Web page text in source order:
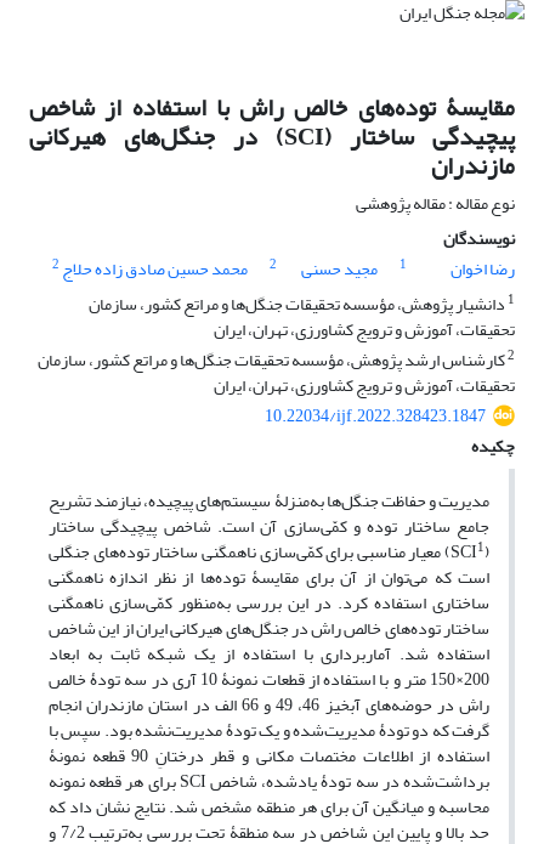
مقایسۀ توده‌های خالص راش با استفاده از شاخص
پیچیدگی ساختار (SCI) در جنگل‌های هیرکانی
مازندران
نوع مقاله : مقاله پژوهشی
نویسندگان
رضا اخوان
1 مجید حسنی 2 محمد حسین صادق زاده حلاج 2
1 دانشیار پژوهش، مؤسسه تحقیقات جنگل‌ها و مراتع کشور، سازمان
تحقیقات، آموزش و ترویج کشاورزی، تهران، ایران
2کارشناس ارشد پژوهش، مؤسسه تحقیقات جنگل‌ها و مراتع کشور، سازمان
تحقیقات، آموزش و ترویج کشاورزی، تهران، ایران
10.22034/ijf.2022.328423.1847
چکیده
مدیریت و حفاظت جنگل‌ها به‌منزلۀ سیستم‌های پیچیده، نیازمند تشریح
جامع ساختار توده و کمّی‌سازی آن است. شاخص پیچیدگی ساختار
(SCI
1 ) معیار مناسبی برای کمّی‌سازی ناهمگنی ساختار توده‌های جنگلی
است که می‌توان از آن برای مقایسۀ توده‌ها از نظر اندازه ناهمگنی
ساختاری استفاده کرد. در این بررسی به‌منظور کمّی‌سازی ناهمگنی
ساختار توده‌های خالص راش در جنگل‌های هیرکانی ایران از این شاخص
استفاده شد. آماربرداری با استفاده از یک شبکه ثابت به ابعاد
200×150 متر و با استفاده از قطعات نمونۀ 10 آری در سه تودۀ خالص
راش در حوضه‌های آبخیز 46، 49 و 66 الف در استان مازندران انجام
گرفت که دو تودۀ مدیریت‌شده و یک تودۀ مدیریت‌نشده بود. سپس با
استفاده از اطلاعات مختصات مکانی و قطر درختانِ 90 قطعه نمونۀ
برداشت‌شده در سه تودۀ یادشده، شاخص SCI برای هر قطعه نمونه
محاسبه و میانگین آن برای هر منطقه مشخص شد. نتایج نشان داد که
حد بالا و پایین این شاخص در سه منطقۀ تحت بررسی به‌ترتیب 7/2 و